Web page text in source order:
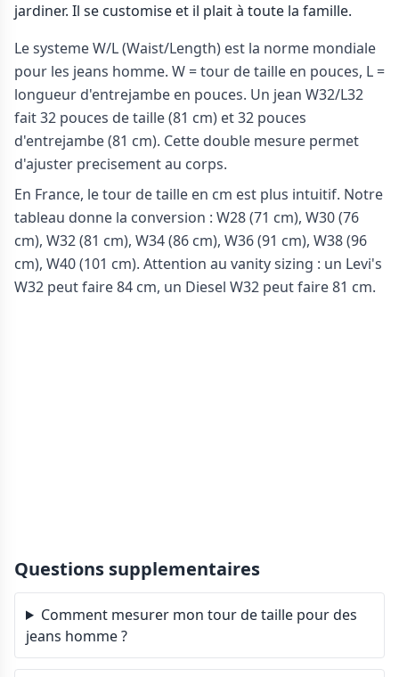
jardiner. Il se customise et il plait à toute la famille.
Le systeme W/L (Waist/Length) est la norme mondiale
pour les jeans homme. W = tour de taille en pouces, L =
longueur d'entrejambe en pouces. Un jean W32/L32
fait 32 pouces de taille (81 cm) et 32 pouces
d'entrejambe (81 cm). Cette double mesure permet
d'ajuster precisement au corps.
En France, le tour de taille en cm est plus intuitif. Notre
tableau donne la conversion : W28 (71 cm), W30 (76
cm), W32 (81 cm), W34 (86 cm), W36 (91 cm), W38 (96
cm), W40 (101 cm). Attention au vanity sizing : un Levi's
W32 peut faire 84 cm, un Diesel W32 peut faire 81 cm.
Questions supplementaires
Comment mesurer mon tour de taille pour des
jeans homme ?